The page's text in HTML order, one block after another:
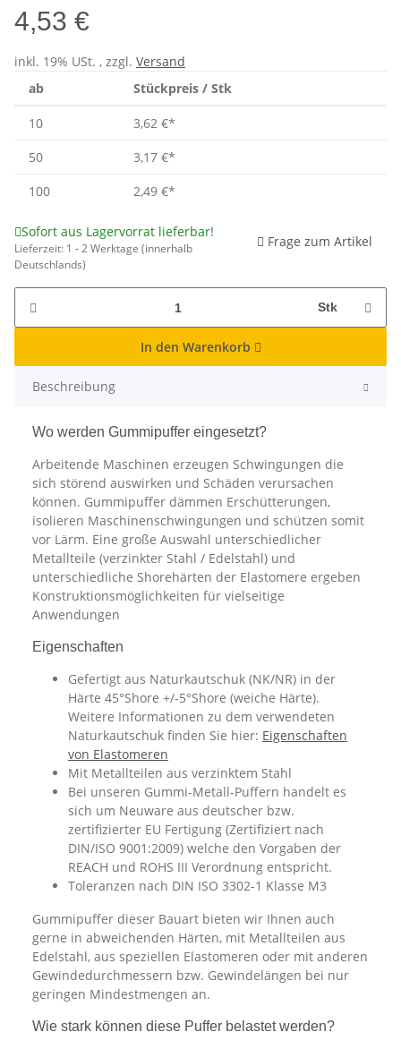
4,53 €
inkl. 19% USt. , zzgl. Versand
ab
Stückpreis / Stk
10 3,62 €*
50
3,17 €*
100
2,49 €*
Sofort aus Lagervorrat lieferbar!
Lieferzeit: 1 - 2 Werktage (innerhalb
Deutschlands)
Frage zum Artikel
Stk
In den Warenkorb
Beschreibung
Wo werden Gummipuffer eingesetzt?
Arbeitende Maschinen erzeugen Schwingungen die
sich störend auswirken und Schäden verursachen
können. Gummipuffer dämmen Erschütterungen,
isolieren Maschinenschwingungen und schützen somit
vor Lärm. Eine große Auswahl unterschiedlicher
Metallteile (verzinkter Stahl / Edelstahl) und
unterschiedliche Shorehärten der Elastomere ergeben
Konstruktionsmöglichkeiten für vielseitige
Anwendungen
Eigenschaften
Gefertigt aus Naturkautschuk (NK/NR) in der
Härte 45°Shore +/-5°Shore (weiche Härte).
Weitere Informationen zu dem verwendeten
Naturkautschuk finden Sie hier: Eigenschaften
von Elastomeren
Mit Metallteilen aus verzinktem Stahl
Bei unseren Gummi-Metall-Puffern handelt es
sich um Neuware aus deutscher bzw.
zertifizierter EU Fertigung (Zertifiziert nach
DIN/ISO 9001:2009) welche den Vorgaben der
REACH und ROHS III Verordnung entspricht.
Toleranzen nach DIN ISO 3302-1 Klasse M3
Gummipuffer dieser Bauart bieten wir Ihnen auch
gerne in abweichenden Härten, mit Metallteilen aus
Edelstahl, aus speziellen Elastomeren oder mit anderen
Gewindedurchmessern bzw. Gewindelängen bei nur
geringen Mindestmengen an.
Wie stark können diese Puffer belastet werden?